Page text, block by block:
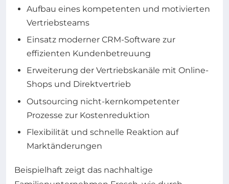
Aufbau eines kompetenten und motivierten
Vertriebsteams
Einsatz moderner CRM-Software zur
effizienten Kundenbetreuung
Erweiterung der Vertriebskanäle mit Online-
Shops und Direktvertrieb
Outsourcing nicht-kernkompetenter
Prozesse zur Kostenreduktion
Flexibilität und schnelle Reaktion auf
Marktänderungen
Beispielhaft zeigt das nachhaltige